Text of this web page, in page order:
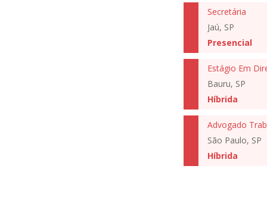
Secretária
Jaú, SP
Presencial
Estágio Em
Bauru, SP
Híbrida
Advogado
São Paulo, SP
Híbrida